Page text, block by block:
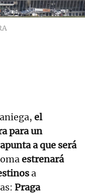
el
para un
a que será
estrenará
a
Praga